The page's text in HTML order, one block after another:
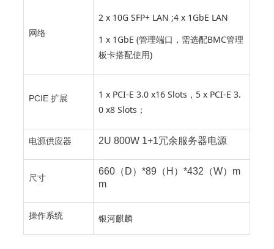
网络
2 x 10G SFP+ LAN ;4 x 1GbE LAN
1 x 1GbE (管理端口，需选配BMC管理
板卡搭配使用)
PCIE 扩展
1 x PCI-E 3.0 x16 Slots，5 x PCI-E 3.
0 x8 Slots；
电源供应器 2U 800W 1+1冗余服务器电源
尺寸
660（D）*89（H）*432（W）m
m
操作系统 银河麒麟